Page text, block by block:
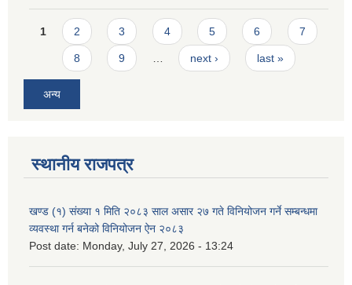
Pages
1 2 3 4 5 6 7
8 9 next › last »
अन्य
स्थानीय राजपत्र
खण्ड (१) संख्या १ मिति २०८३ साल असार २७ गते विनियोजन गर्ने सम्बन्धमा
व्यवस्था गर्न बनेको विनियोजन ऐन २०८३
Post date: Monday, July 27, 2026 - 13:24